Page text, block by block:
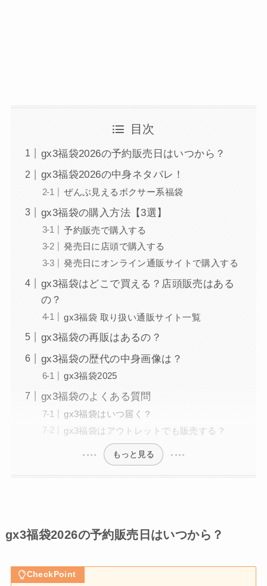
目次
gx3福袋2026の予約販売日はいつから？
gx3福袋2026の中身ネタバレ！
ぜんぶ見えるボクサー系福袋
gx3福袋の購入方法【3選】
予約販売で購入する
発売日に店頭で購入する
発売日にオンライン通販サイトで購入する
gx3福袋はどこで買える？店頭販売はある
の？
gx3福袋 取り扱い通販サイト一覧
gx3福袋の再販はあるの？
gx3福袋の歴代の中身画像は？
gx3福袋2025
gx3福袋のよくある質問
gx3福袋はいつ届く？
gx3福袋はアウトレットでも販売する？
もっと見る
gx3福袋2026の予約販売日はいつから？
CheckPoint